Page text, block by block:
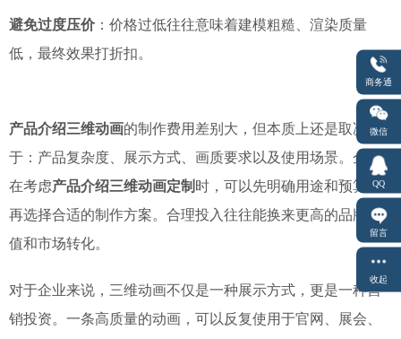
避免过度压价：价格过低往往意味着建模粗糙、渲染质量
低，最终效果打折扣。
产品介绍三维动画的制作费用差别大，但本质上还是取决
于：产品复杂度、展示方式、画质要求以及使用场景。企业
在考虑产品介绍三维动画定制 时，可以先明确用途和预算，
再选择合适的制作方案。合理投入往往能换来更高的品牌价
值和市场转化。
对于企业来说，三维动画不仅是一种展示方式，更是一种营
销投资。一条高质量的动画，可以反复使用于官网、展会、
商务通
微信
QQ
留言
收起